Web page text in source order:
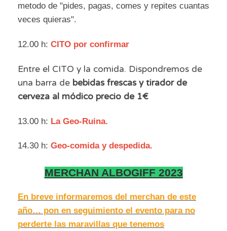
metodo de "pides, pagas, comes y repites cuantas
veces quieras".
12.00 h: CITO por confirmar
Entre el CITO y la comida. Dispondremos de
una barra de bebidas frescas y tirador de
cerveza al módico precio de 1€
13.00 h: La Geo-Ruina.
14.30 h: Geo-comida y despedida.
MERCHAN ALBOGIFF 2023
En breve informaremos del merchan de este
año… pon en seguimiento el evento para no
perderte las maravillas que tenemos